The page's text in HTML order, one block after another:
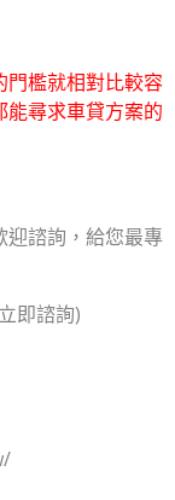
門檻就相對比較容
尋求車貸方案的
迎諮詢，給您最專
即諮詢)